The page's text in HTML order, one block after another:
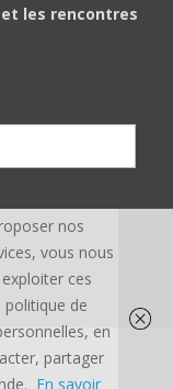
les rencontres
CREDITS
nos
vous nous
ces
politique de
en
partager
En savoir